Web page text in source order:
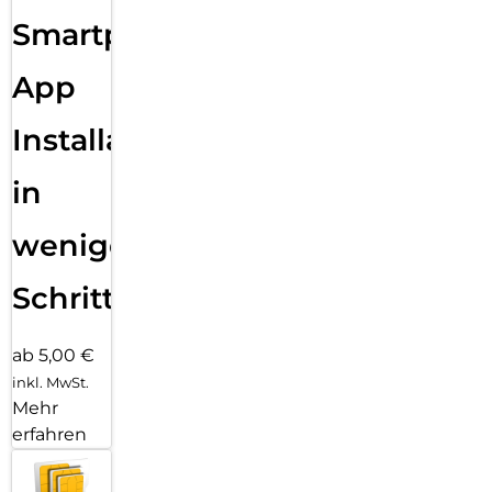
Sende eine Textnachricht, ruf jemanden an, lade Musik und
Podcasts und kontaktiere den Notruf – alles ohne dein
iPhone. Und jetzt bist du mit schnellem 5G unterwegs noch
Smartphone
App
Installation
in
wenigen
Schritten
ab 5,00 €
inkl. MwSt.
Mehr
erfahren